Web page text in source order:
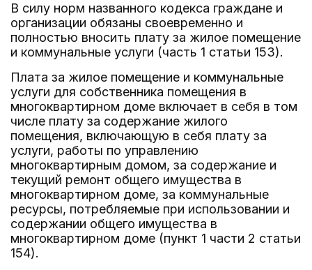
В силу норм названного кодекса граждане и
организации обязаны своевременно и
полностью вносить плату за жилое помещение
и коммунальные услуги (часть 1 статьи 153).
Плата за жилое помещение и коммунальные
услуги для собственника помещения в
многоквартирном доме включает в себя в том
числе плату за содержание жилого
помещения, включающую в себя плату за
услуги, работы по управлению
многоквартирным домом, за содержание и
текущий ремонт общего имущества в
многоквартирном доме, за коммунальные
ресурсы, потребляемые при использовании и
содержании общего имущества в
многоквартирном доме (пункт 1 части 2 статьи
154).